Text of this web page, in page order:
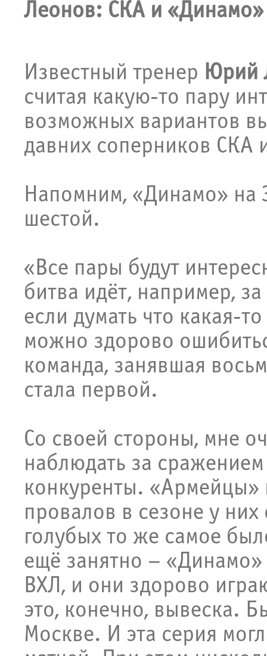
Леонов: СКА и
Известный тренер Юрий
считая какую-то пару
возможных вариантов
давних соперников СКА
Напомним, «Динамо» на
шестой.
«Все пары будут
битва идёт, например,
если думать что какая-
можно здорово
команда, занявшая
стала первой.
Со своей стороны, мне
наблюдать за
конкуренты. «Армейцы»
провалов в сезоне у
голубых то же самое
ещё занятно –
ВХЛ, и они здорово
это, конечно, вывеска.
Москве. И эта серия